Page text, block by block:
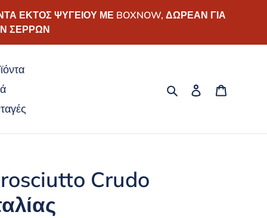
ΕΚΤΟΣ ΨΥΓΕΙΟΥ ΜΕ BOXNOW, ΔΩΡΕΑΝ ΓΙΑ
ΣΕΡΡΩΝ
Αναζήτηση
Σύνδεση
Crudo